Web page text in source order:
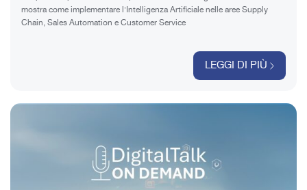
mostra come implementare l'Intelligenza Artificiale nelle aree Supply
Chain, Sales Automation e Customer Service
LEGGI DI PIÙ